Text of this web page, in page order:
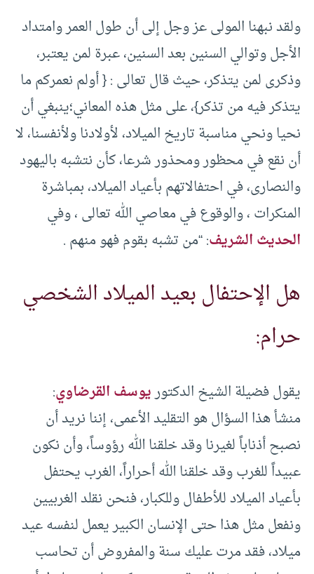
ولقد نبهنا المولى عز وجل إلى أن طول العمر وامتداد
الأجل وتوالي السنين بعد السنين، عبرة لمن يعتبر،
وذكرى لمن يتذكر، حيث قال تعالى : { أولم نعمركم ما
يتذكر فيه من تذكر}، على مثل هذه المعاني؛ينبغي أن
نحيا ونحي مناسبة تاريخ الميلاد، لأولادنا ولأنفسنا، لا
أن نقع في محظور ومحذور شرعا، كأن نتشبه باليهود
والنصارى، في احتفالاتهم بأعياد الميلاد، بمباشرة
المنكرات ، والوقوع في معاصي الله تعالى ، وفي
الحديث الشريف: “من تشبه بقوم فهو منهم .
هل الإحتفال بعيد الميلاد الشخصي
حرام:
يقول فضيلة الشيخ الدكتوريوسف القرضاوي:
منشأ هذا السؤال هو التقليد الأعمى، إننا نريد أن
نصبح أذناباً لغيرنا وقد خلقنا الله رؤوساً، وأن نكون
عبيداً للغرب وقد خلقنا الله أحراراً، الغرب يحتفل
بأعياد الميلاد للأطفال وللكبار، فنحن نقلد الغربيين
ونفعل مثل هذا حتى الإنسان الكبير يعمل لنفسه عيد
ميلاد، فقد مرت عليك سنة والمفروض أن تحاسب